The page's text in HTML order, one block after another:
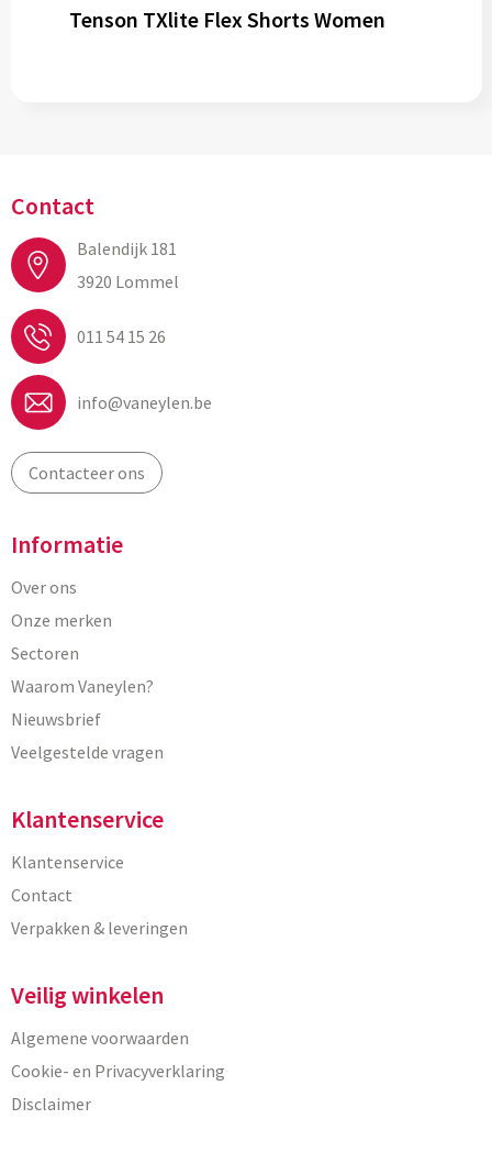
Tenson TXlite Flex Shorts Women
Contact
Balendijk 181
3920 Lommel
011 54 15 26
info@vaneylen.be
Contacteer ons
Informatie
Over ons
Onze merken
Sectoren
Waarom Vaneylen?
Nieuwsbrief
Veelgestelde vragen
Klantenservice
Klantenservice
Contact
Verpakken & leveringen
Veilig winkelen
Algemene voorwaarden
Cookie- en Privacyverklaring
Disclaimer